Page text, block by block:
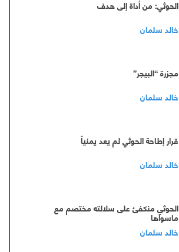
الحوثي: من أداة إلى هدف
خالد سلمان
‏مجزرة “البيجر”
خالد سلمان
قرار إطاحة الحوثي لم يعد يمنياً
خالد سلمان
الحوثي منكفئ على سلالته مختصم مع
ماسواها
خالد سلمان